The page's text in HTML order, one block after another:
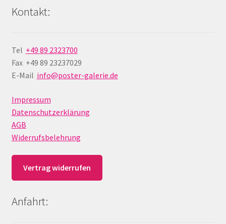
Kontakt:
Tel +49 89 2323700
Fax +49 89 23237029
E-Mail info@poster-galerie.de
Impressum
Datenschutzerklärung
AGB
Widerrufsbelehrung
Vertrag widerrufen
Anfahrt: